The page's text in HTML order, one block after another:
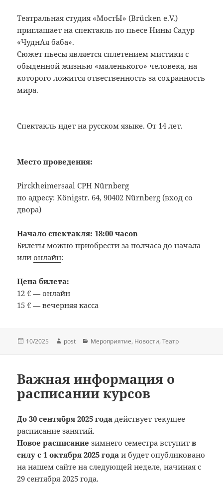
Театральная студия «МостЫ» (Brücken e.V.)
приглашает на спектакль по пьесе Нины Садур
«ЧуднАя баба».
Сюжет пьесы является сплетением мистики с
обыденной жизнью «маленького» человека, на
которого ложится отвественность за сохранность
мира.
Спектакль идет на русском языке. От 14 лет.
Место проведения:
Pirckheimersaal CPH Nürnberg
по адресу: Königstr. 64, 90402 Nürnberg (вход со
двора)
Начало спектакля: 18:00 часов
Билеты можно приобрести за полчаса до начала
илионлайн:
Цена билета:
12 € — онлайн
15 € — вечерняя касса
Опубликовано
10/2025 Автор
post Рубрики
Мероприятие, Новости,Театр
Важная информация о
расписании курсов
До 30 сентября 2025 года действует текущее
расписание занятий.
Новое расписание зимнего семестра вступитв
силу с 1 октября 2025 года и будет опубликовано
на нашем сайте на следующей неделе, начиная с
29 сентября 2025 года.